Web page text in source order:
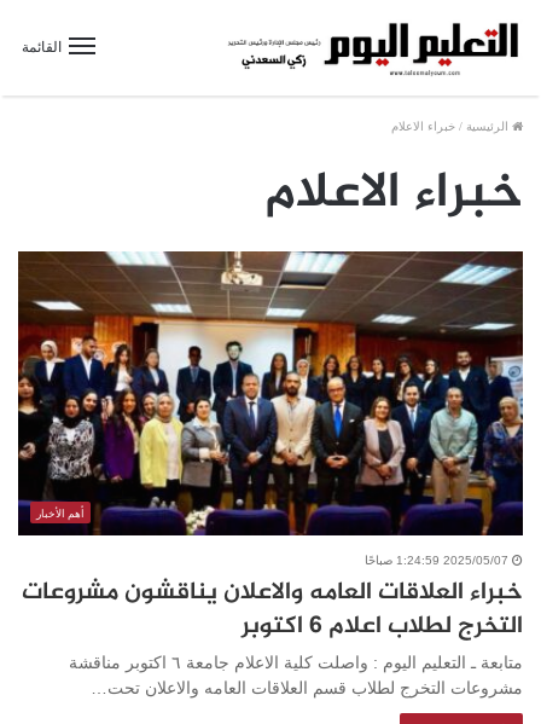
القائمة
الرئيسية / خبراء الاعلام
خبراء الاعلام
أهم الأخبار
2025/05/07 1:24:59 صباحًا
خبراء العلاقات العامه والاعلان يناقشون مشروعات
التخرج لطلاب اعلام ٦ اكتوبر
متابعة ـ التعليم اليوم : واصلت كلية الاعلام جامعة ٦ اكتوبر مناقشة
مشروعات التخرج لطلاب قسم العلاقات العامه والاعلان تحت…